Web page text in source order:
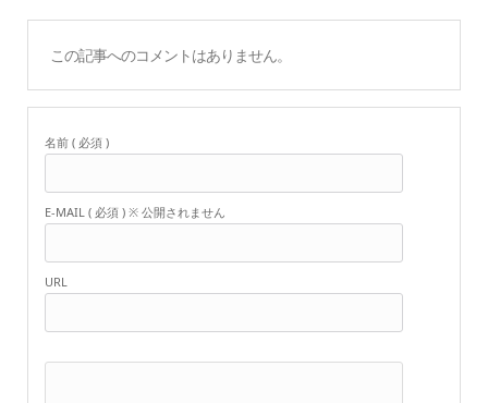
この記事へのコメントはありません。
名前 ( 必須 )
E-MAIL ( 必須 ) ※ 公開されません
URL